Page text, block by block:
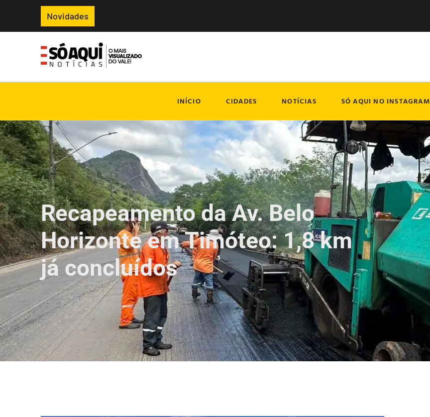
Novidades
INÍCIO CIDADES NOTÍCIAS SÓ AQUI NO INSTAGRAM
Recapeamento da Av. Belo
Horizonte em Timóteo: 1,8 km
já concluídos